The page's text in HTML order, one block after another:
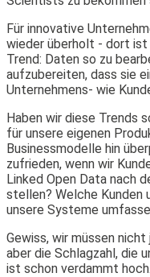
Für innovative
wieder überholt - dort ist
Trend: Daten so zu
aufzubereiten, dass sie
Unternehmens- wie
Haben wir diese Trends
für unsere eigenen
Businessmodelle hin
zufrieden, wenn wir
Linked Open Data nach
stellen? Welche Kunden
unsere Systeme
Gewiss, wir müssen
aber die Schlagzahl, die
ist schon verdammt hoch.